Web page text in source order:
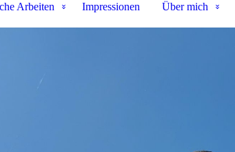
Arbeiten
Impressionen Über mich